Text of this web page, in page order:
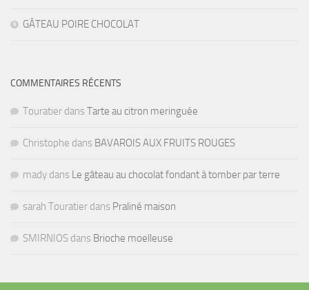
GÂTEAU POIRE CHOCOLAT
COMMENTAIRES RÉCENTS
Touratier dans Tarte au citron meringuée
Christophe dans BAVAROIS AUX FRUITS ROUGES
mady dans Le gâteau au chocolat fondant à tomber par terre
sarah Touratier dans Praliné maison
SMIRNIOS dans Brioche moelleuse